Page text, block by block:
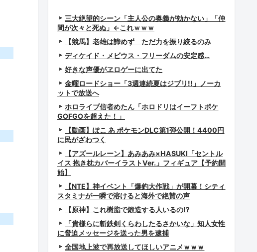
三大絶望的シーン「主人公の奥義が効かない」「仲
間が次々と死ぬ」←これｗｗｗ
【競馬】老雄は諦めず ただ力を振り絞るのみ
ディケイド・メビウス・フリーダムの安定感…
好きな声優がヱロゲーに出てた
金曜ロードショー「3週連続夏はジブリ!!」ノーカ
ットで放送へ
ホロライブ信者めたん「ホロドリはイーフトポケ
GOFGOを超えた！」
【動画】ぽこ あ ポケモンDLC第1弾公開！4400円
に民がざわつく
【アズールレーン】あみあみ×HASUKI「セントル
イス 抱き枕カバーイラストVer.」フィギュア【予約開
始】
【NTE】神イベント「爆釣大作戦」が開幕！シティ
スタミナが一瞬で溶けると海外で絶賛の声
【原神】これ樹脂で鍛造する人いるの⁉
「貴様らに斬鉄剣くらわしたるさかいな」知人女性
に脅迫メッセージを送った男を逮捕
全国地上波で再放送してほしいアニメｗｗｗ